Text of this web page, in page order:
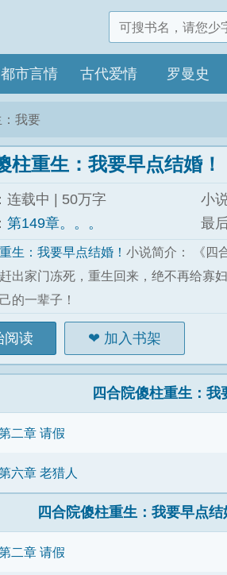
都市言情 古代爱情 罗曼史
我要
柱重生：我要早点结婚！
连载中 | 50万字
小
第149章。。。 最
生：我要早点结婚！ 小说简介： 《四
出家门冻死，重生回来，绝不再给寡
的一辈子！
阅读 加入书架
四合院傻柱重生：我
二章 请假
六章 老猎人
四合院傻柱重生：我要早点结
二章 请假